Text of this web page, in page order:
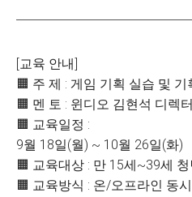
[교육 안내]
🟧 주 제 : 게임 기획 실습 및 기
🟧 멘 토 : 윈디오 김현석 디렉터
🟧 교육일정 :
9월 18일(월) ~ 10월 26일(화)
🟧 교육대상 : 만 15세~39세
🟧 교육방식 : 온/오프라인 동